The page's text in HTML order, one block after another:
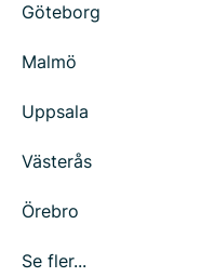
Göteborg
Malmö
Uppsala
Västerås
Örebro
Se fler...